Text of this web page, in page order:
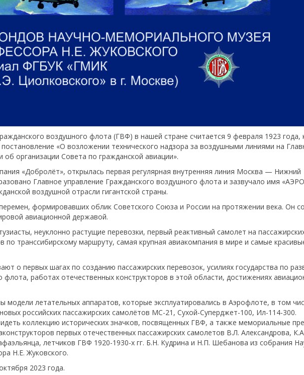
воздушного флота (ГВФ) в нашей стране считается 9 февраля 1923 года,
«О возложении технического надзора за воздушными линиями на
организации Совета по гражданской авиации».
«Добролёт», открылась первая регулярная внутренняя линия Москва — Нижний
Главное управление Гражданского воздушного флота и зазвучало имя
воздушной отрасли гигантской страны.
формировавших облик Советского Союза и России на протяжении века. Он
авиационной державой.
неуклонно растущие перевозки, первый реактивный самолет на
по транссибирскому маршруту, самая крупная авиакомпания в мире и самые
о первых шагах по созданию пассажирских перевозок, усилиях государства по
флота, работах отечественных конструкторов в этой области, достижениях
модели летательных аппаратов, которые эксплуатировались в Аэрофлоте, в том
российских пассажирских самолётов МС-21, Сухой-Суперджет-100, Ил-114-300.
коллекцию исторических значков, посвященных ГВФ, а также мемориальные
первых отечественных пассажирских самолетов В.Л. Александрова,
летчиков ГВФ 1920-1930-х гг. Б.Н. Кудрина и Н.П. Шебанова из собрания
Н.Е. Жуковского.
2023 года.